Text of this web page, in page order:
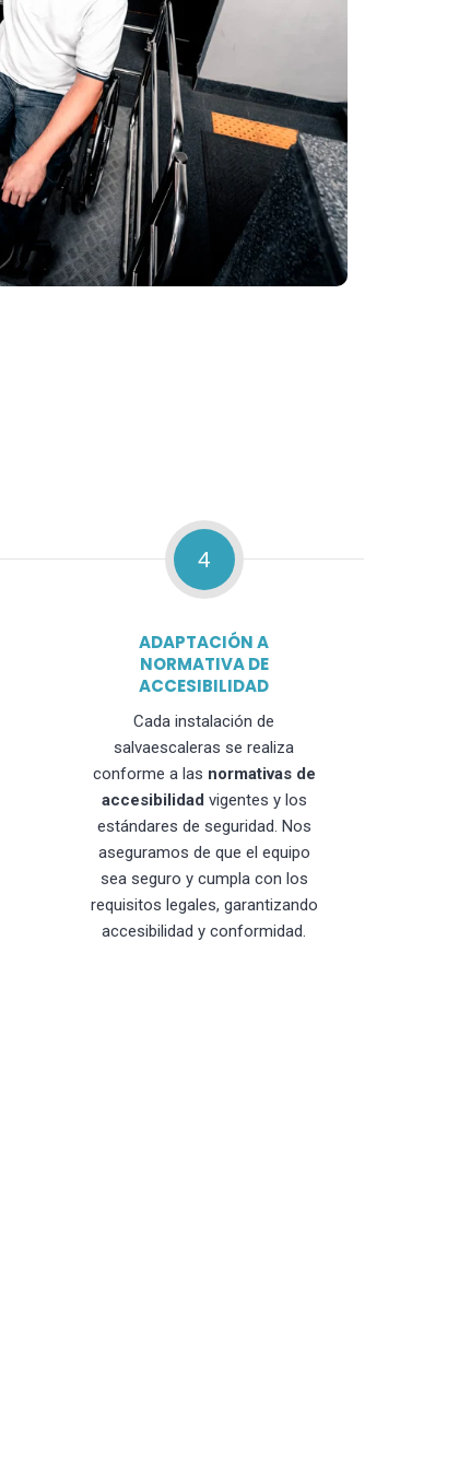
4
ADAPTACIÓN A
NORMATIVA DE
ACCESIBILIDAD
Cada instalación de
salvaescaleras se realiza
conforme a las normativas de
accesibilidad vigentes y los
estándares de seguridad. Nos
aseguramos de que el equipo
sea seguro y cumpla con los
requisitos legales, garantizando
accesibilidad y conformidad.